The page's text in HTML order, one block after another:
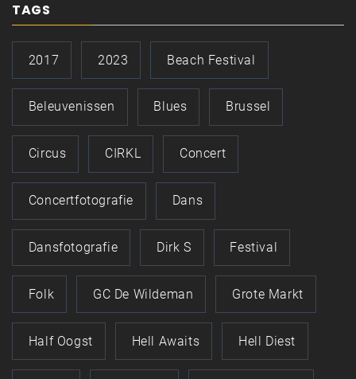
TAGS
2017 2023 Beach Festival
Beleuvenissen Blues Brussel
Circus CIRKL Concert
Concertfotografie Dans
Dansfotografie Dirk S Festival
Folk GC De Wildeman Grote Markt
Half Oogst Hell Awaits Hell Diest